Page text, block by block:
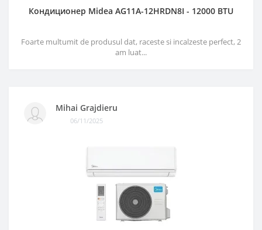
Кондиционер Midea AG11A-12HRDN8I - 12000 BTU
Foarte multumit de produsul dat, raceste si incalzeste perfect, 2
am luat...
Mihai Grajdieru
06/11/2025